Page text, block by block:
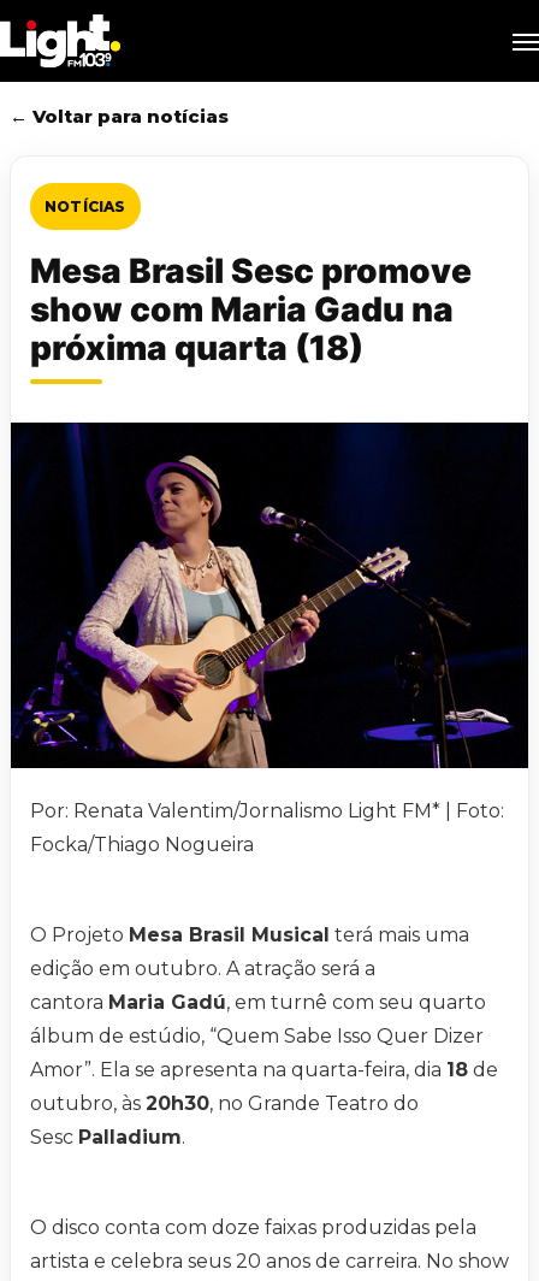
to
main
content
← Voltar para notícias
NOTÍCIAS
Mesa Brasil Sesc promove
show com Maria Gadu na
próxima quarta (18)
Por: Renata Valentim/Jornalismo Light FM* | Foto:
Focka/Thiago Nogueira
O Projeto Mesa Brasil Musical terá mais uma
edição em outubro. A atração será a
cantora Maria Gadú, em turnê com seu quarto
álbum de estúdio, “Quem Sabe Isso Quer Dizer
Amor”. Ela se apresenta na quarta-feira, dia 18 de
outubro, às 20h30, no Grande Teatro do
Sesc Palladium.
O disco conta com doze faixas produzidas pela
artista e celebra seus 20 anos de carreira. No show